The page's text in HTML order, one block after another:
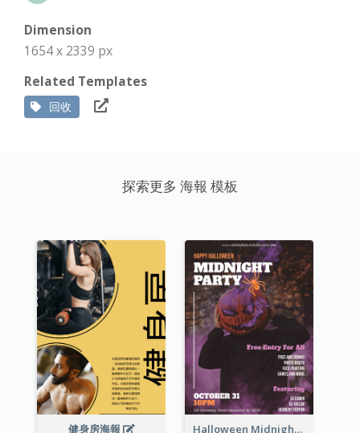
Dimension
1654 x 2339 px
Related Templates
回收
探索更多 海報 模板
健身房海報 Halloween Midnight Party Poster